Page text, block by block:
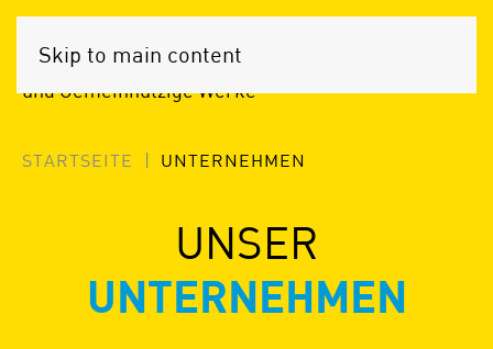
Skip to main content
Softwarelösungen für Gemeinden
und Gemeinnützige Werke
STARTSEITE UNTERNEHMEN
UNSER
UNTERNEHMEN